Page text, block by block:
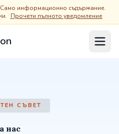
информационно съдържание.
Прочети пълното уведомление
СЪВЕТ
нас